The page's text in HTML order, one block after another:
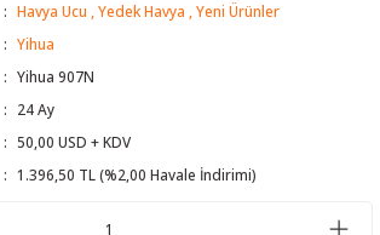
Havya Ucu Yedek Havya
Yeni Ürünler
Yihua
Yihua 907N
24 Ay
50,00 USD + KDV
1.396,50 TL (%2,00 Havale İndirimi)